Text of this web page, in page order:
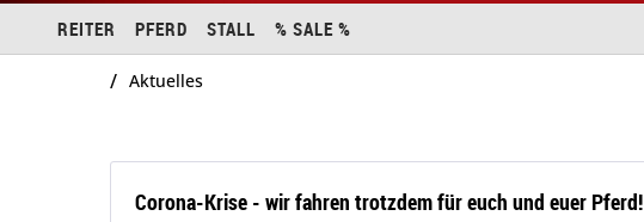
REITER PFERD STALL % SALE %
/ Aktuelles
Corona-Krise - wir fahren trotzdem für euch und euer Pferd!